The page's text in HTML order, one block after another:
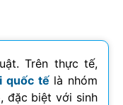
Trên thực tế,
quốc tếlà nhóm
đặc biệt với sinh